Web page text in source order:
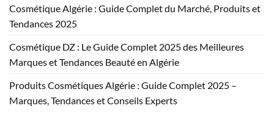
Cosmétique Algérie : Guide Complet du Marché, Produits et
Tendances 2025
Cosmétique DZ : Le Guide Complet 2025 des Meilleures
Marques et Tendances Beauté en Algérie
Produits Cosmétiques Algérie : Guide Complet 2025 –
Marques, Tendances et Conseils Experts